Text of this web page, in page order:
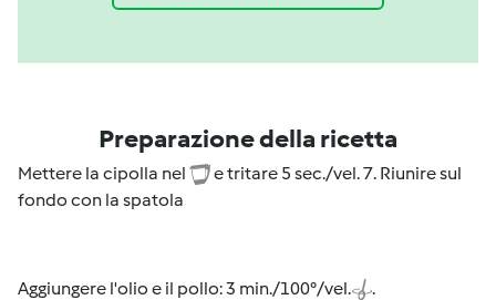
Preparazione della ricetta
Mettere la cipolla nel
e tritare 5 sec./vel. 7. Riunire sul
fondo con la spatola
Aggiungere l'olio e il pollo: 3 min./100°/vel. .